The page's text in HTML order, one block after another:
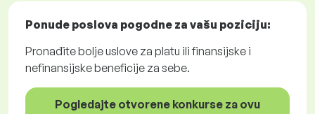
Ponude poslova pogodne za vašu poziciju:
Pronađite bolje uslove za platu ili finansijske i
nefinansijske beneficije za sebe.
Pogledajte otvorene konkurse za ovu